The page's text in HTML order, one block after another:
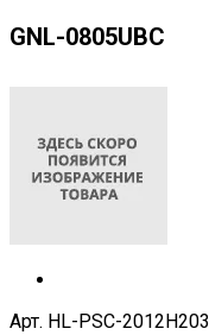
GNL-0805UBC
Арт. HL-PSC-